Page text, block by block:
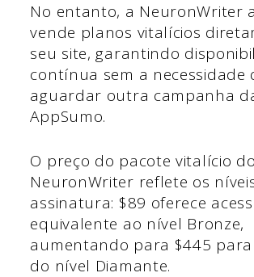
No entanto, a NeuronWriter
vende planos vitalícios
seu site, garantindo
contínua sem a necessidade
aguardar outra campanha
AppSumo.
O preço do pacote vitalício do
NeuronWriter reflete os
assinatura: $89 oferece
equivalente ao nível Bronze,
aumentando para $445
do nível Diamante.